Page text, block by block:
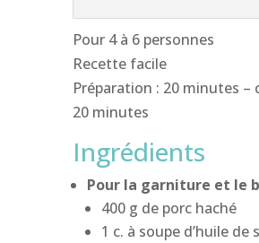
Pour 4 à 6 personnes
Recette facile
Préparation : 20 minutes –
20 minutes
Ingrédients
Pour la garniture et le
400 g de porc haché
1 c. à soupe d’huile de